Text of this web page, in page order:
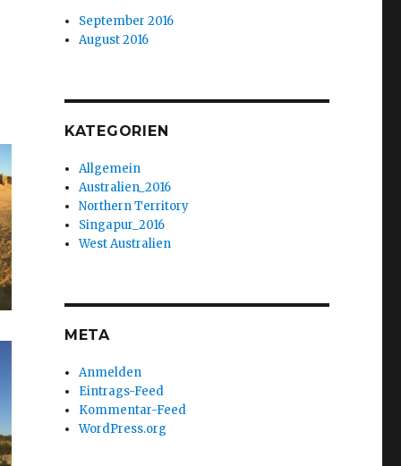
September 2016
August 2016
KATEGORIEN
Allgemein
Australien_2016
Northern Territory
Singapur_2016
West Australien
META
Anmelden
Eintrags-Feed
Kommentar-Feed
WordPress.org